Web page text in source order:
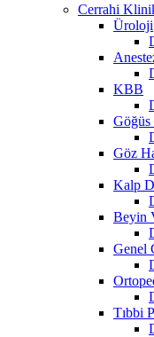
Cerrahi
Üroloji
KBB
Göğüs
Göz
Kalp
Beyin
Genel
Tıbbi